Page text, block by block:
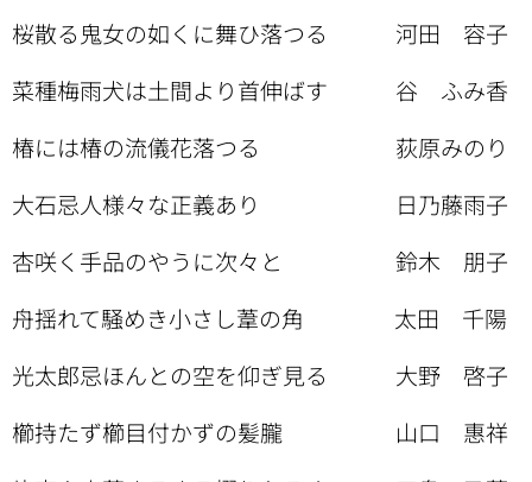
桜散る鬼女の如くに舞ひ落つる 河田 容子
菜種梅雨犬は土間より首伸ばす 谷 ふみ香
椿には椿の流儀花落つる 荻原みのり
大石忌人様々な正義あり 日乃藤雨子
杏咲く手品のやうに次々と 鈴木 朋子
舟揺れて騒めき小さし葦の角 太田 千陽
光太郎忌ほんとの空を仰ぎ見る 大野 啓子
櫛持たず櫛目付かずの髪朧 山口 惠祥